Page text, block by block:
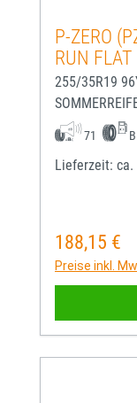
P-ZERO
RUN FLAT
255/35R19
71 B
Lieferzeit:
Regulärer
188,15 €
Preise inkl.